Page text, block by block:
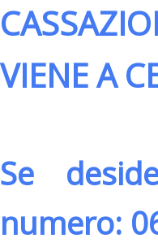
VIENE A
Se
numero: